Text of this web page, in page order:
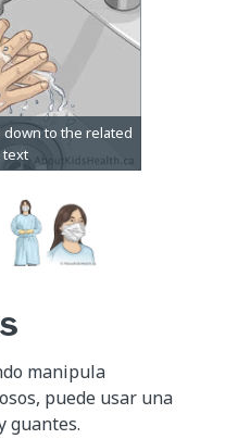
manipula
puede usar una
guantes.